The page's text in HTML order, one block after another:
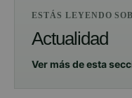
ESTÁS LEYENDO
Actualidad
Ver más de esta